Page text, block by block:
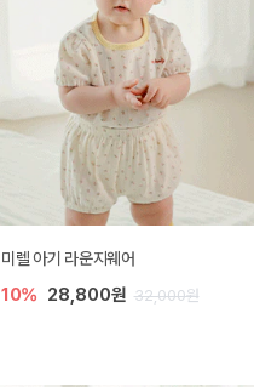
미렐 아기 라운지웨어
10% 28,800원 32,000원